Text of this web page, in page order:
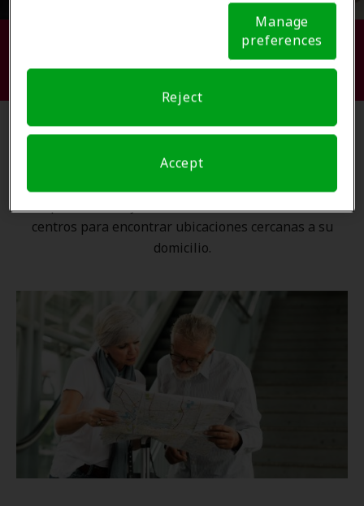
Notice (link here below). If you are using an opt-out
preference signal, we will honor that signal. Cookie
Manage
preferences
Reject
Accept
Busque su centro de atención
auditiva.
Gracias a nuestra
, ningún proveedor de
centros para encontrar ubicaciones cercanas a su
domicilio.